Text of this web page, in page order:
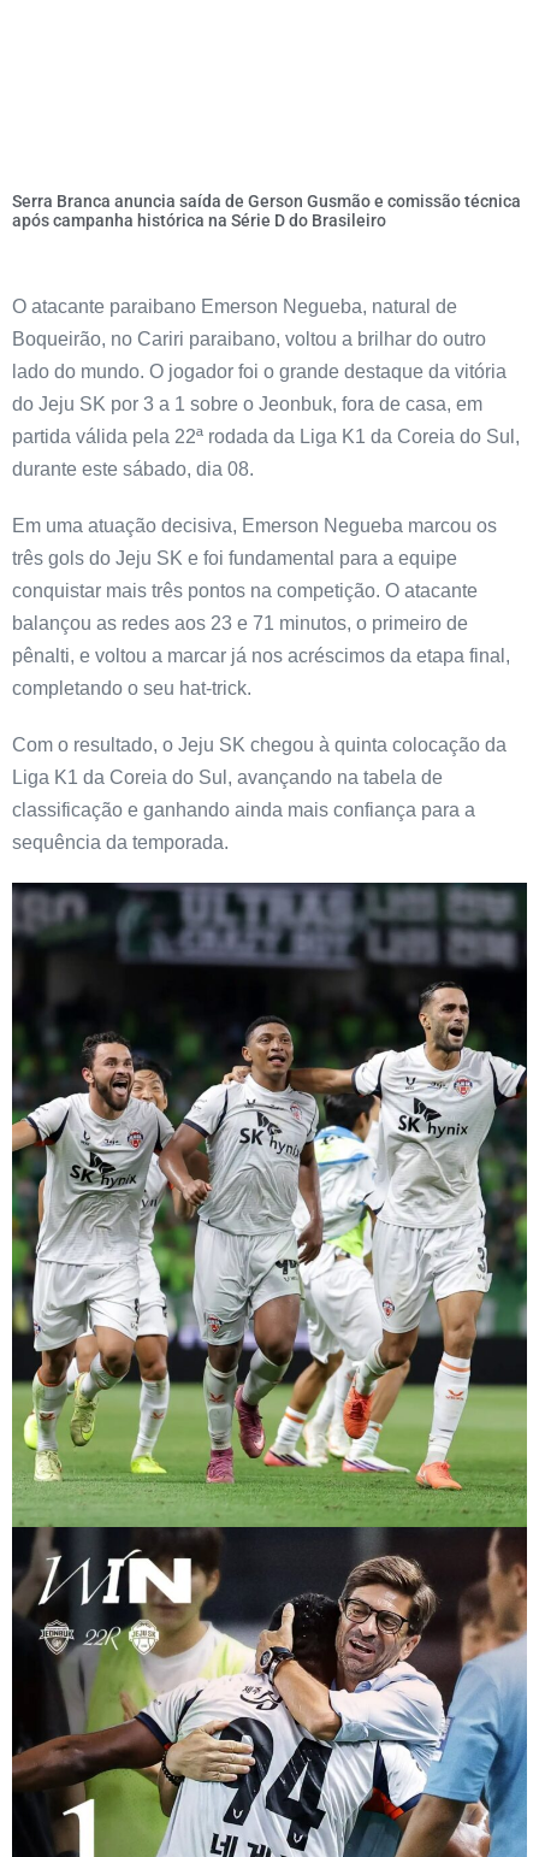
Serra Branca anuncia saída de Gerson Gusmão e comissão técnica
após campanha histórica na Série D do Brasileiro
O atacante paraibano Emerson Negueba, natural de
Boqueirão, no Cariri paraibano, voltou a brilhar do outro
lado do mundo. O jogador foi o grande destaque da vitória
do Jeju SK por 3 a 1 sobre o Jeonbuk, fora de casa, em
partida válida pela 22ª rodada da Liga K1 da Coreia do Sul,
durante este sábado, dia 08.
Em uma atuação decisiva, Emerson Negueba marcou os
três gols do Jeju SK e foi fundamental para a equipe
conquistar mais três pontos na competição. O atacante
balançou as redes aos 23 e 71 minutos, o primeiro de
pênalti, e voltou a marcar já nos acréscimos da etapa final,
completando o seu hat-trick.
Com o resultado, o Jeju SK chegou à quinta colocação da
Liga K1 da Coreia do Sul, avançando na tabela de
classificação e ganhando ainda mais confiança para a
sequência da temporada.